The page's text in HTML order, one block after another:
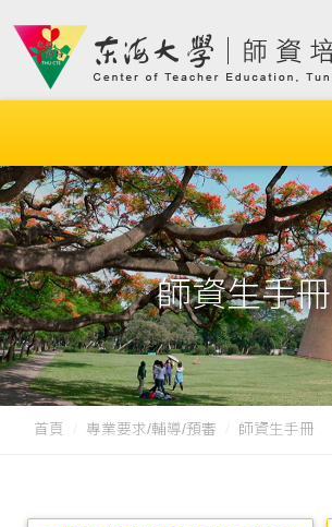
師資生手冊
首頁 專業要求/輔導/預審 師資生手冊